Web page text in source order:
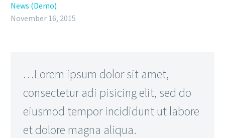
News (Demo)
November 16, 2015
…Lorem ipsum dolor sit amet,
consectetur adi pisicing elit, sed do
eiusmod tempor incididunt ut labore
et dolore magna aliqua.